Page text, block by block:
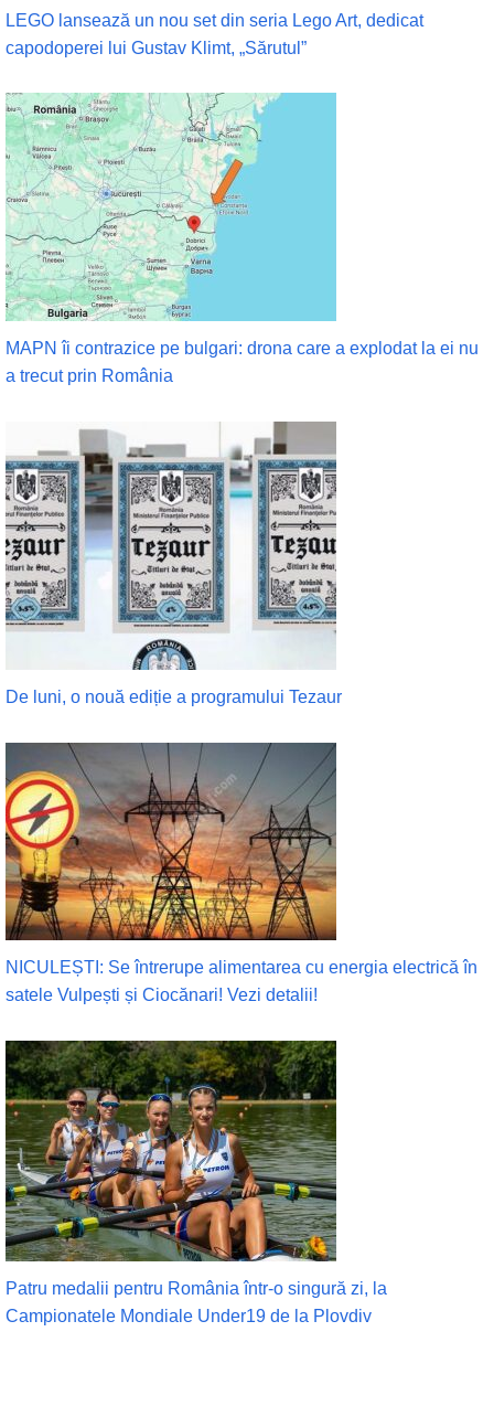
LEGO lansează un nou set din seria Lego Art, dedicat
capodoperei lui Gustav Klimt, „Sărutul”
MAPN îi contrazice pe bulgari: drona care a explodat la ei nu
a trecut prin România
De luni, o nouă ediție a programului Tezaur
NICULEȘTI: Se întrerupe alimentarea cu energia electrică în
satele Vulpești și Ciocănari! Vezi detalii!
Patru medalii pentru România într-o singură zi, la
Campionatele Mondiale Under19 de la Plovdiv